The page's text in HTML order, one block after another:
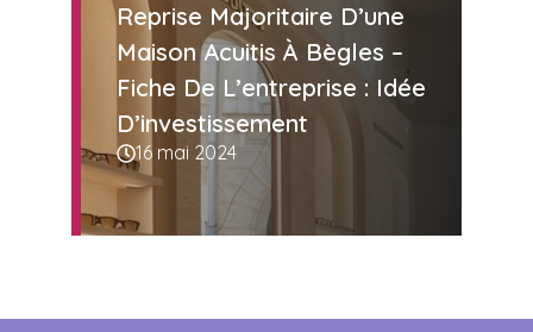
Reprise Majoritaire D’une
Maison Acuitis À Bègles –
Fiche De L’entreprise : Idée
D’investissement
16 mai 2024